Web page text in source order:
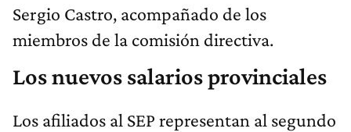
Sergio Castro, acompañado de los
miembros de la comisión directiva.
Los nuevos salarios provinciales
Los afiliados al SEP representan al segundo